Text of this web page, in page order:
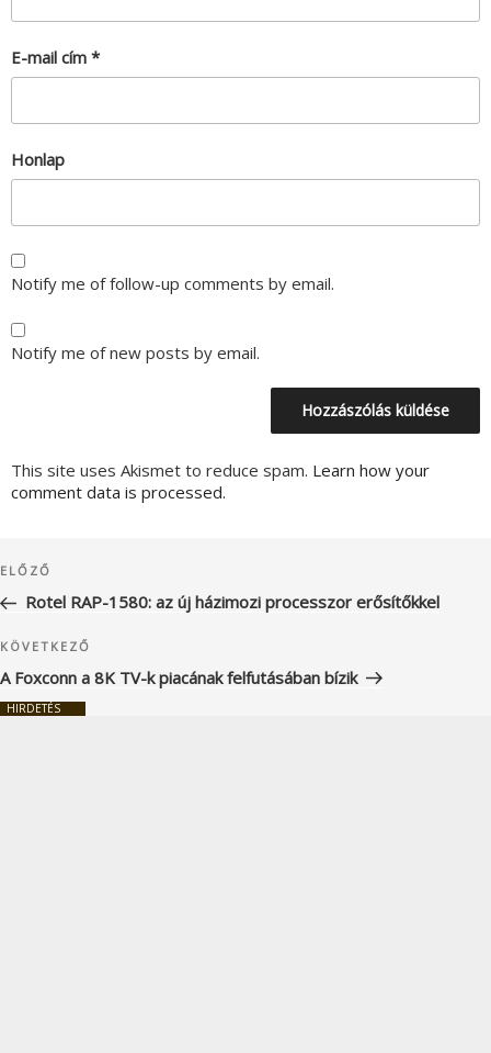
E-mail cím *
Honlap
Notify me of follow-up comments by email.
Notify me of new posts by email.
This site uses Akismet to reduce spam. Learn how your
comment data is processed.
navigáció
Korábbi
bejegyzés
ELŐZŐ
Rotel RAP-1580: az új házimozi processzor erősítőkkel
Következő
bejegyzés
KÖVETKEZŐ
A Foxconn a 8K TV-k piacának felfutásában bízik
HIRDETÉS